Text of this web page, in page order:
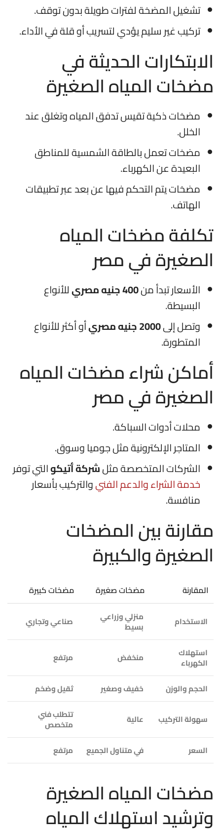
تشغيل المضخة لفترات طويلة بدون توقف.
تركيب غير سليم يؤدي لتسريب أو قلة في الأداء.
الابتكارات الحديثة في
مضخات المياه الصغيرة
مضخات ذكية تقيس تدفق المياه وتغلق عند
الخلل.
مضخات تعمل بالطاقة الشمسية للمناطق
البعيدة عن الكهرباء.
مضخات يتم التحكم فيها عن بعد عبر تطبيقات
الهاتف.
تكلفة مضخات المياه
الصغيرة في مصر
الأسعار تبدأ من400 جنيه مصري
للأنواع
البسيطة.
وتصل إلى2000 جنيه مصري
أو أكثر للأنواع
المتطورة.
أماكن شراء مضخات المياه
الصغيرة في مصر
محلات أدوات السباكة.
المتاجر الإلكترونية مثل جوميا وسوق.
الشركات المتخصصة مثلشركة أتيكوالتي توفر
خدمة الشراء والدعم الفنيوالتركيب بأسعار
منافسة.
مقارنة بين المضخات
الصغيرة والكبيرة
المقارنة مضخات صغيرة مضخات كبيرة
الاستخدام منزلي وزراعي
بسيط صناعي وتجاري
استهلاك
الكهرباء منخفض مرتفع
الحجم والوزن خفيف وصغير ثقيل وضخم
سهولة التركيب عالية تتطلب فني
متخصص
السعر
في متناول الجميع مرتفع
مضخات المياه الصغيرة
وترشيد استهلاك المياه